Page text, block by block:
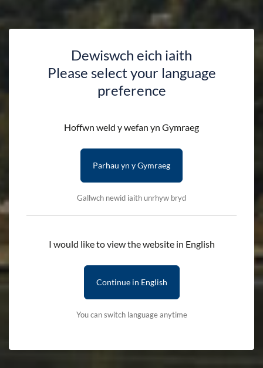
Dewiswch eich iaith
Please select your language
preference
Hoffwn weld y wefan yn Gymraeg
Parhau yn y Gymraeg
Gallwch newid iaith unrhyw bryd
I would like to view the website in English
Continue in English
You can switch language anytime